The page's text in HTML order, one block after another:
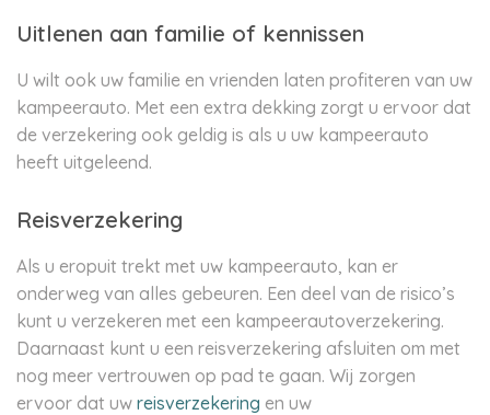
Uitlenen aan familie of kennissen
U wilt ook uw familie en vrienden laten profiteren van uw
kampeerauto. Met een extra dekking zorgt u ervoor dat
de verzekering ook geldig is als u uw kampeerauto
heeft uitgeleend.
Reisverzekering
Als u eropuit trekt met uw kampeerauto, kan er
onderweg van alles gebeuren. Een deel van de risico’s
kunt u verzekeren met een kampeerautoverzekering.
Daarnaast kunt u een reisverzekering afsluiten om met
nog meer vertrouwen op pad te gaan. Wij zorgen
ervoor dat uw reisverzekering en uw